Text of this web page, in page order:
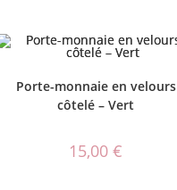
Porte-monnaie en velours
côtelé – Vert
15,00 €